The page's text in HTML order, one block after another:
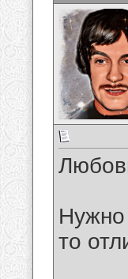
Нужно
то